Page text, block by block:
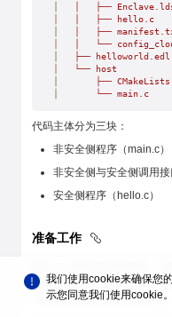
   ├──
   ├──
hello.c
   ├──
   └──
   ├──
helloworld.edl
   └──
host
       ├──
       └──
main.c
代码主体分为三块：
非安全侧程序（main.c）
非安全侧与安全侧调用
安全侧程序（hello.c）
准备工作
发者证书（SGX的
manifest.txt/config_cloud.ini
我们使用cookie来确保您
示您同意我们使用cookie。